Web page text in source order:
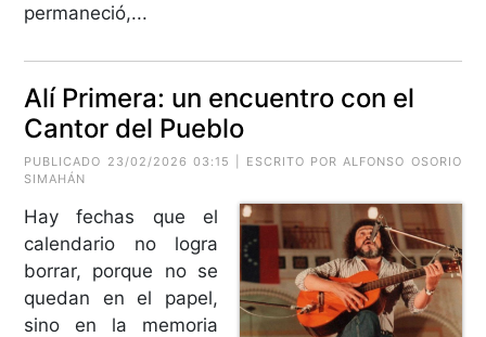
permaneció,...
Alí Primera: un encuentro con el
Cantor del Pueblo
PUBLICADO 23/02/2026 03:15 | ESCRITO POR ALFONSO OSORIO
SIMAHÁN
Hay fechas que el
calendario no logra
borrar, porque no se
quedan en el papel,
sino en la memoria